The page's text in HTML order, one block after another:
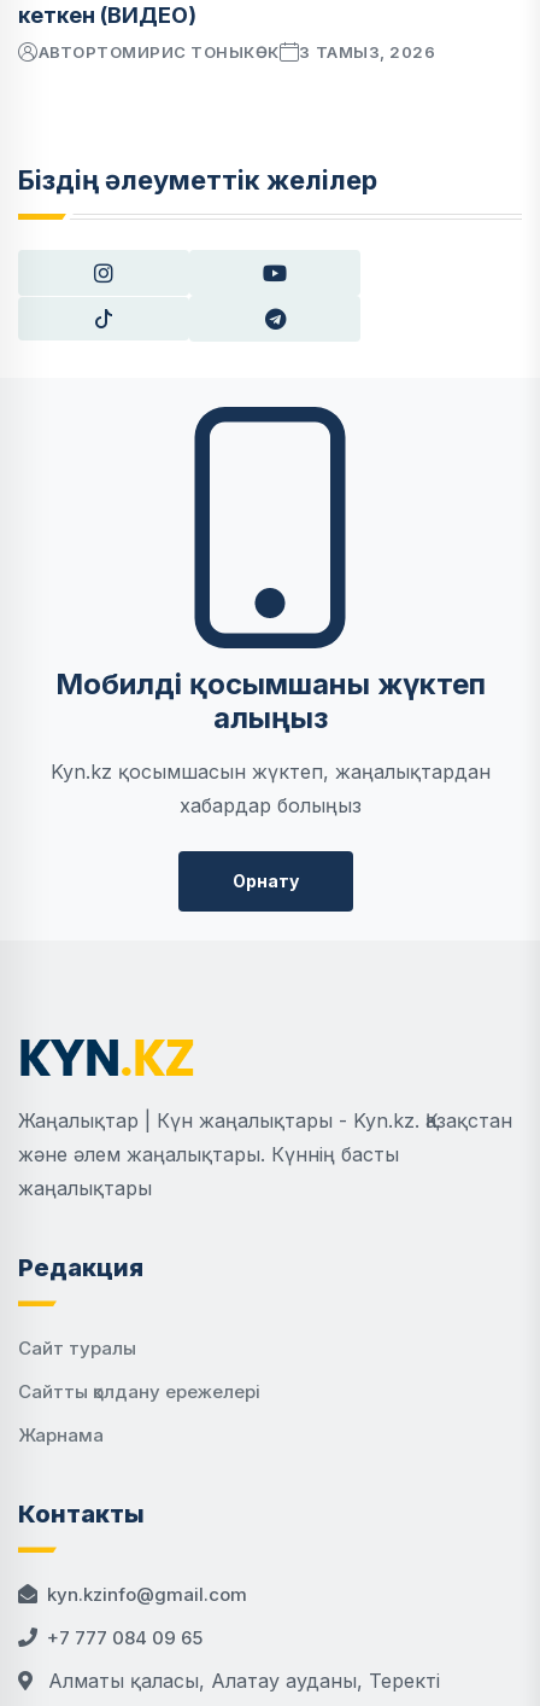
кеткен (ВИДЕО)
АВТОРТОМИРИС ТОНЫКӨК 3 ТАМЫЗ, 2026
Біздің әлеуметтік желілер
Мобилді қосымшаны жүктеп
алыңыз
Kyn.kz қосымшасын жүктеп, жаңалықтардан
хабардар болыңыз
Орнату
Жаңалықтар | Күн жаңалықтары - Kyn.kz. Қазақстан
және әлем жаңалықтары. Күннің басты
жаңалықтары
Редакция
Сайт туралы
Сайтты қолдану ережелері
Жарнама
Контакты
kyn.kzinfo@gmail.com
+7 777 084 09 65
Алматы қаласы, Алатау ауданы, Теректі